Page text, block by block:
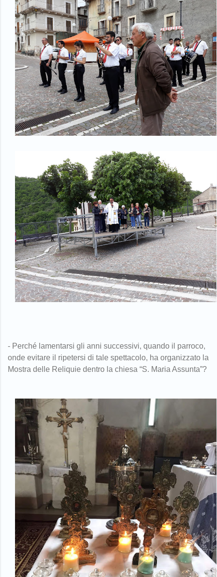
- Perché lamentarsi gli anni successivi, quando il parroco,
onde evitare il ripetersi di tale spettacolo, ha organizzato la
Mostra delle Reliquie dentro la chiesa “S. Maria Assunta”?